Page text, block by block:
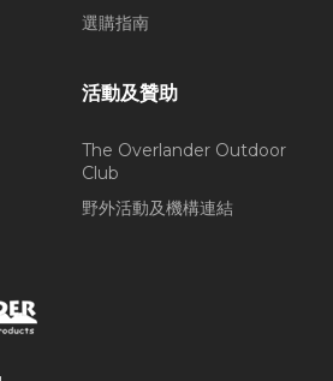
選購指南
活動及贊助
The Overlander Outdoor
Club
野外活動及機構連結